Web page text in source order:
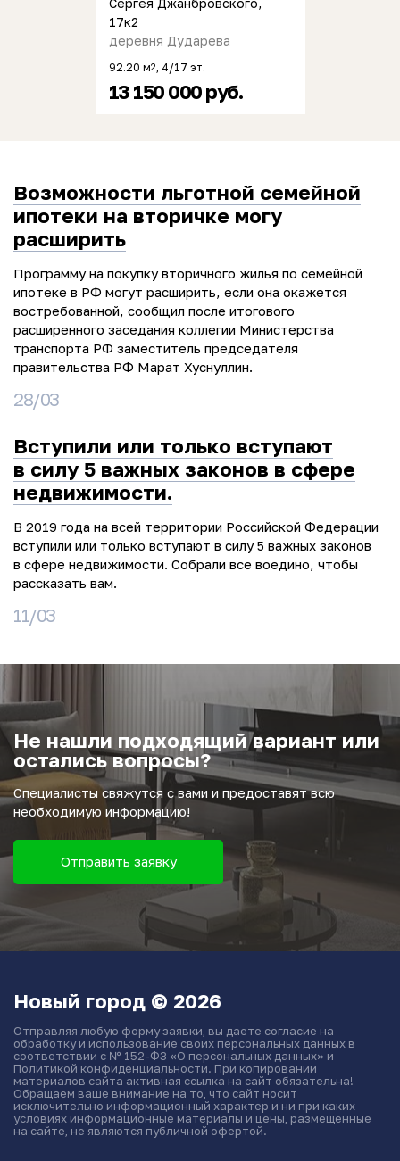
17к2
деревня Дударева
92.20 м2 , 4/17 эт.
13 150 000 руб.
Возможности льготной семейной
ипотеки на вторичке могу
расширить
Программу на покупку вторичного жилья по семейной
ипотеке в РФ могут расширить, если она окажется
востребованной, сообщил после итогового
расширенного заседания коллегии Министерства
транспорта РФ заместитель председателя
правительства РФ Марат Хуснуллин.
28/03
Вступили или только вступают
в силу 5 важных законов в сфере
недвижимости.
В 2019 года на всей территории Российской Федерации
вступили или только вступают в силу 5 важных законов
в сфере недвижимости. Собрали все воедино, чтобы
рассказать вам.
11/03
Не нашли подходящий вариант или
остались вопросы?
Специалисты свяжутся с вами и предоставят всю
необходимую информацию!
Отправить заявку
Новый город © 2026
Отправляя любую форму заявки, вы даете согласие на
обработку и использование своих персональных данных в
соответствии с № 152-ФЗ «О персональных данных» и
Политикой конфиденциальности. При копировании
материалов сайта активная ссылка на сайт обязательна!
Обращаем ваше внимание на то, что сайт носит
исключительно информационный характер и ни при каких
условиях информационные материалы и цены, размещенные
на сайте, не являются публичной офертой.